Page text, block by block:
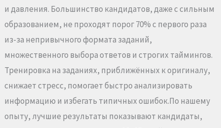
и давления. Большинство кандидатов, даже с сильным
образованием, не проходят порог 70% с первого раза
из-за непривычного формата заданий,
множественного выбора ответов и строгих таймингов.
Тренировка на заданиях, приближённых к оригиналу,
снижает стресс, помогает быстро анализировать
информацию и избегать типичных ошибок.По нашему
опыту, лучшие результаты показывают кандидаты,